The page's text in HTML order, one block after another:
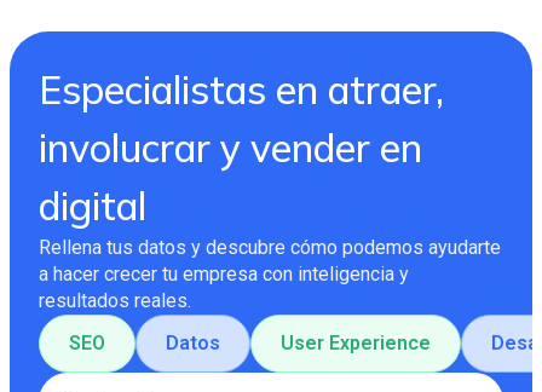
Especialistas en atraer,
involucrar y vender en
digital
Rellena tus datos y descubre cómo podemos ayudarte
a hacer crecer tu empresa con inteligencia y
resultados reales.
SEO
Datos User Experience